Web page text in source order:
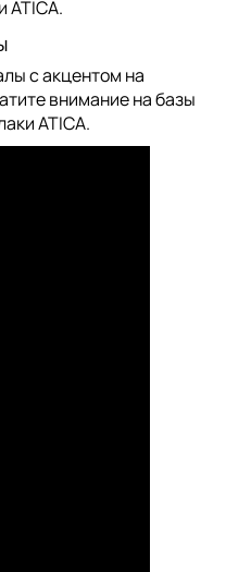
ATICA.
с акцентом на
внимание набазы
ATICA.